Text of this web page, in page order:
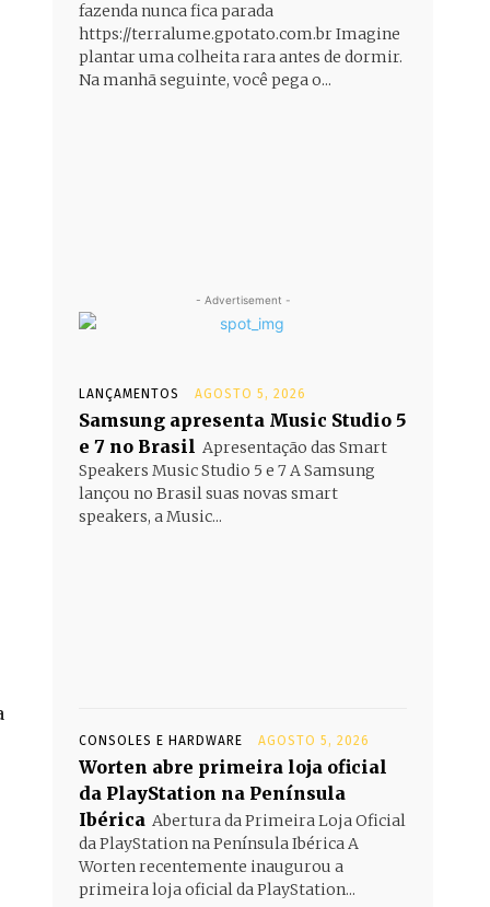
fazenda nunca fica parada
https://terralume.gpotato.com.br Imagine
plantar uma colheita rara antes de dormir.
Na manhã seguinte, você pega o...
- Advertisement -
LANÇAMENTOS AGOSTO 5, 2026
Samsung apresenta Music Studio 5
e 7 no Brasil Apresentação das Smart
Speakers Music Studio 5 e 7 A Samsung
lançou no Brasil suas novas smart
speakers, a Music...
CONSOLES E HARDWARE AGOSTO 5, 2026
Worten abre primeira loja oficial
da PlayStation na Península
Ibérica Abertura da Primeira Loja Oficial
da PlayStation na Península Ibérica A
Worten recentemente inaugurou a
primeira loja oficial da PlayStation...